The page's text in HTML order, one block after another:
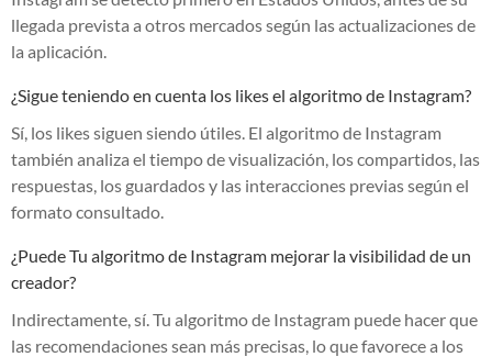
llegada prevista a otros mercados según las actualizaciones de
la aplicación.
¿Sigue teniendo en cuenta los likes el algoritmo de Instagram?
Sí, los likes siguen siendo útiles. El algoritmo de Instagram
también analiza el tiempo de visualización, los compartidos, las
respuestas, los guardados y las interacciones previas según el
formato consultado.
¿Puede Tu algoritmo de Instagram mejorar la visibilidad de un
creador?
Indirectamente, sí. Tu algoritmo de Instagram puede hacer que
las recomendaciones sean más precisas, lo que favorece a los